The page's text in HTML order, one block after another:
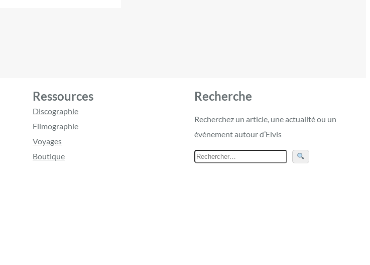
Ressources
Discographie
Filmographie
Voyages
Boutique
Recherche
Recherchez un article, une actualité ou un
événement autour d’Elvis
R